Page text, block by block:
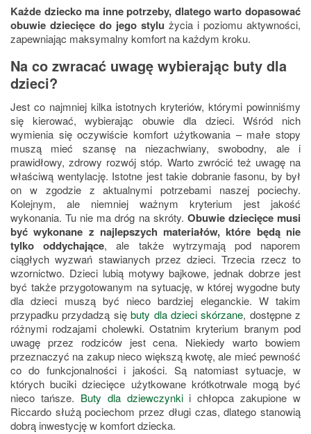
Każde dziecko ma inne potrzeby, dlatego warto dopasować
obuwie dziecięce do jego stylu życia i poziomu aktywności,
zapewniając maksymalny komfort na każdym kroku.
Na co zwracać uwagę wybierając buty dla
dzieci?
Jest co najmniej kilka istotnych kryteriów, którymi powinniśmy
się kierować, wybierając obuwie dla dzieci. Wśród nich
wymienia się oczywiście komfort użytkowania – małe stopy
muszą mieć szansę na niezachwiany, swobodny, ale i
prawidłowy, zdrowy rozwój stóp. Warto zwrócić też uwagę na
właściwą wentylację. Istotne jest takie dobranie fasonu, by był
on w zgodzie z aktualnymi potrzebami naszej pociechy.
Kolejnym, ale niemniej ważnym kryterium jest jakość
wykonania. Tu nie ma dróg na skróty. Obuwie dziecięce musi
być wykonane z najlepszych materiałów, które będą nie
tylko oddychające, ale także wytrzymają pod naporem
ciągłych wyzwań stawianych przez dzieci. Trzecia rzecz to
wzornictwo. Dzieci lubią motywy bajkowe, jednak dobrze jest
być także przygotowanym na sytuację, w której wygodne buty
dla dzieci muszą być nieco bardziej eleganckie. W takim
przypadku przydadzą siębuty dla dzieci skórzane, dostępne z
różnymi rodzajami cholewki. Ostatnim kryterium branym pod
uwagę przez rodziców jest cena. Niekiedy warto bowiem
przeznaczyć na zakup nieco większą kwotę, ale mieć pewność
co do funkcjonalności i jakości. Są natomiast sytuacje, w
których buciki dziecięce użytkowane krótkotrwale mogą być
nieco tańsze. Buty dla dziewczynkii chłopca zakupione w
Riccardo służą pociechom przez długi czas, dlatego stanowią
dobrą inwestycję w komfort dziecka.